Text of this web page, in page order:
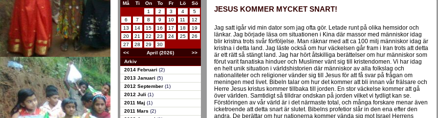
Må Ti On To Fr Lö
Sö
1
2 3 4
5
6
7 8 9 10 11
12
13
14 15 16 17 18
19
20
21 22 23 24 25
26
27
28 29
30
<<
April (2026)
>>
Arkiv
2014 Februari (2)
2013 Januari (5)
2012 September (1)
2012 Juli (1)
2011 Maj (1)
2011 Mars (2)
JESUS KOMMER MYCKET SNART!
Jag satt igår vid min dator som jag ofta gör. Letade runt på olika hemsidor och
länkar. Jag började läsa om situationen i Kina där massor med människor idag
blir kristna trots svår förföljelse. Man räknar med att ca 100 milj människor idag är
kristna i detta land. Jag läste också om hur väckelsen går fram i Iran trots att detta
är ett rätt så stängt land. Jag har hört åtskilliga berättelser om hur människor som
förut varit fanatiska hinduer och Muslimer vänt sig till kristendomen. Vi har idag
en helt unik situation i världshistorien där människor av alla folkslag och
nationaliteter och religioner vänder sig till Jesus för att få svar på frågan om
meningen med livet. Bibeln talar om hur det kommer att bli innan vår frälsare och
Herre Jesus kristus kommer tillbaka till jorden. En stor väckelse kommer att gå
över världen. Samtidigt så tilldrar ondskan på jorden vilket vi tydligt kan se.
Förstöringen av vår värld är i det närmaste total, och många forskare menar även
icketroende att detta snart är slutet. Bibelns profetior slår in den ena efter den
andra. De berättar om hur nationerna kommer vända sig mot Israel Herrens